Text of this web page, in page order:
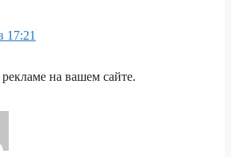
17:21
на вашем сайте.